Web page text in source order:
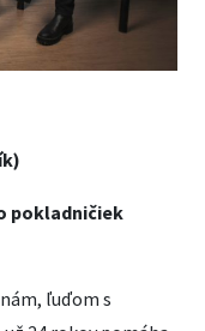
pokladničiek
ľuďom s